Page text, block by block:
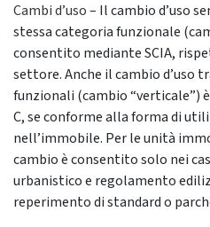
Cambi d’uso– Il cambio d’uso
stessa categoria funzionale
consentito mediante SCIA,
settore. Anche il cambio d’uso
funzionali (cambio “verticale”)
C, se conforme alla forma di
nell’immobile. Per le unità
cambio è consentito solo nei
urbanistico e regolamento
reperimento di standard o